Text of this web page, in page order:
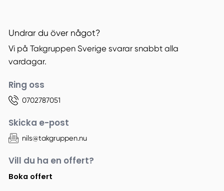
Undrar du över något?
Vi på Takgruppen Sverige svarar snabbt alla
vardagar.
Ring oss
0702787051
Skicka e-post
nils@takgruppen.nu
Vill du ha en offert?
Boka offert